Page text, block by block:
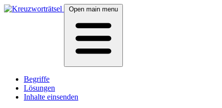
Open main menu
Begriffe
Lösungen
Inhalte einsenden